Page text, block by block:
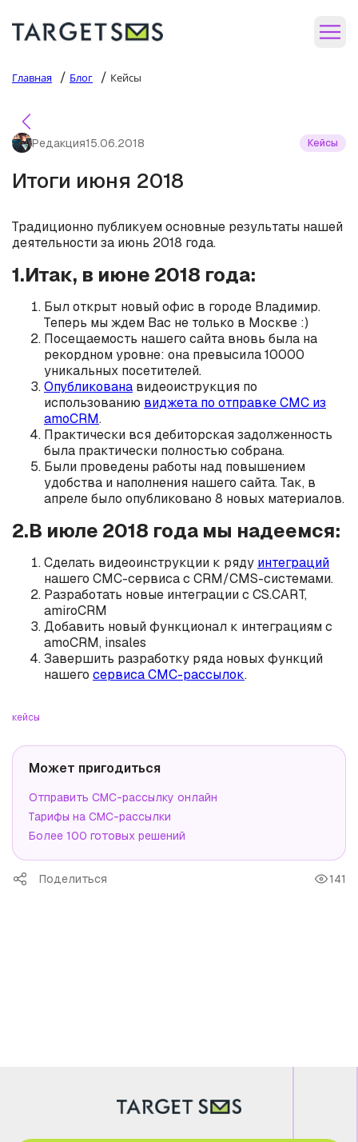
Главная / Блог / Кейсы
Редакция15.06.2018 Кейсы
Итоги июня 2018
Традиционно публикуем основные результаты нашей
деятельности за июнь 2018 года.
1.Итак, в июне 2018 года:
Был открыт новый офис в городе Владимир.
Теперь мы ждем Вас не только в Москве :)
Посещаемость нашего сайта вновь была на
рекордном уровне: она превысила 10000
уникальных посетителей.
Опубликована видеоиструкция по
использованию виджета по отправке СМС из
amoCRM.
Практически вся дебиторская задолженность
была практически полностью собрана.
Были проведены работы над повышением
удобства и наполнения нашего сайта. Так, в
апреле было опубликовано 8 новых материалов.
2.В июле 2018 года мы надеемся:
Сделать видеоинструкции к ряду интеграций
нашего СМС-сервиса с CRM/CMS-системами.
Разработать новые интеграции с CS.CART,
amiroCRM
Добавить новый функционал к интеграциям с
amoCRM, insales
Завершить разработку ряда новых функций
нашего сервиса СМС-рассылок.
кейсы
Может пригодиться
Отправить СМС-рассылку онлайн
Тарифы на СМС-рассылки
Более 100 готовых решений
Поделиться 141